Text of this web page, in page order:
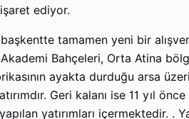
ediyor.
tamamen yeni bir
Bahçeleri, Orta Atina
ayakta durduğu arsa
Geri kalanı ise 11 yıl
yatırımları içermektedir. .